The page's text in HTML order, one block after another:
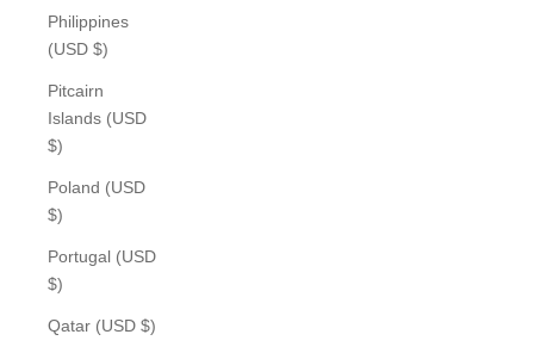
Philippines
(USD $)
Pitcairn
Islands (USD
$)
Poland (USD
$)
Portugal (USD
$)
Qatar (USD $)